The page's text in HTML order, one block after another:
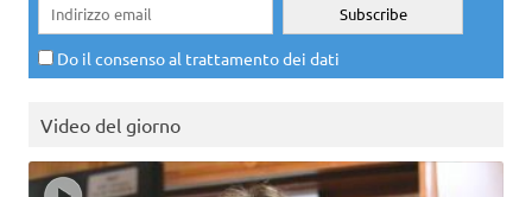
Do il consenso al trattamento dei dati
Video del giorno